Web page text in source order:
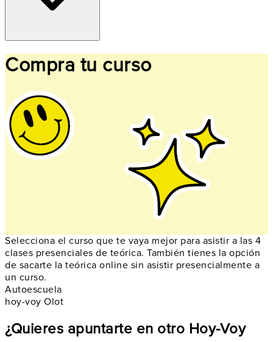
Compra tu curso
Selecciona el curso que te vaya mejor para asistir a las 4
clases presenciales de teórica. También tienes la opción
de sacarte la teórica online sin asistir presencialmente a
un curso.
Autoescuela
hoy-voy Olot
¿Quieres apuntarte en otro Hoy-Voy